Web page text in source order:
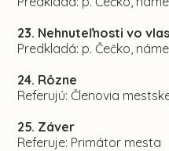
23. Nehnuteľnosti vo
Predkladá: p. Čečko,
24. Rôzne
Referujú: Členovia
25. Záver
Referuje: Primátor mesta